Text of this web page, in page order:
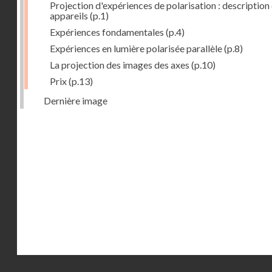
Projection d'expériences de polarisation : description
appareils (p.1)
Expériences fondamentales (p.4)
Expériences en lumière polarisée parallèle(p.8)
La projection des images des axes (p.10)
Prix(p.13)
Dernière image